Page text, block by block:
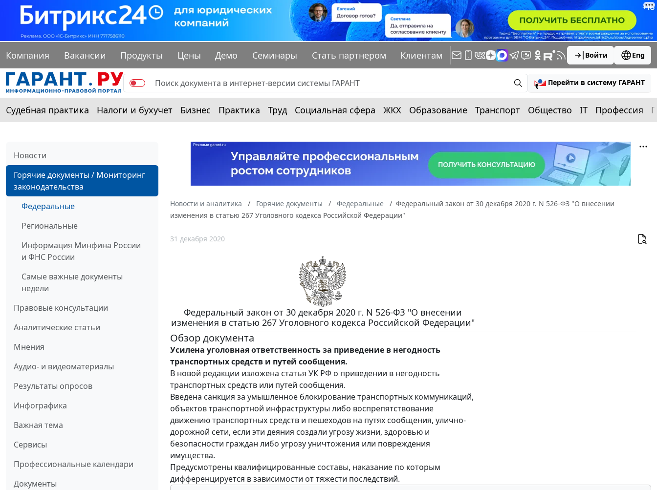
Компания Вакансии Продукты Цены Демо Семинары Стать партнером Клиентам Войти Eng
Перейти в систему ГАРАНТ
Судебная практика Налоги и бухучет Бизнес Практика Труд Социальная сфера ЖКХ Образование Транспорт Общество IT Профессия
Новости
Горячие документы / Мониторинг
законодательства
Федеральные
Региональные
Информация Минфина России
и ФНС России
Самые важные документы
недели
Правовые консультации
Аналитические статьи
Мнения
Аудио- и видеоматериалы
Результаты опросов
Инфографика
Важная тема
Сервисы
Профессиональные календари
Документы
Новости и аналитика Горячие документы Федеральные
Федеральный закон от 30 декабря 2020 г. N 526-ФЗ "О внесении
изменения в статью 267 Уголовного кодекса Российской Федерации"
31 декабря 2020
Федеральный закон от 30 декабря 2020 г. N 526-ФЗ "О внесении
изменения в статью 267 Уголовного кодекса Российской Федерации"
Обзор документа
Усилена уголовная ответственность за приведение в негодность
транспортных средств и путей сообщения.
В новой редакции изложена статья УК РФ о приведении в негодность
транспортных средств или путей сообщения.
Введена санкция за умышленное блокирование транспортных коммуникаций,
объектов транспортной инфраструктуры либо воспрепятствование
движению транспортных средств и пешеходов на путях сообщения, улично-
дорожной сети, если эти деяния создали угрозу жизни, здоровью и
безопасности граждан либо угрозу уничтожения или повреждения
имущества.
Предусмотрены квалифицированные составы, наказание по которым
дифференцируется в зависимости от тяжести последствий.